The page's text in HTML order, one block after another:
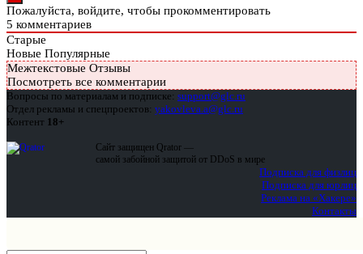
Пожалуйста, войдите, чтобы прокомментировать
5 комментариев
Старые
Новые Популярные
Межтекстовые Отзывы
Посмотреть все комментарии
Вопросы по материалам и подписке: support@glc.ru
Отдел рекламы и спецпроектов: yakovleva.a@glc.ru
Контент 18+
Сайт защищен Qrator —
самой забойной защитой от DDoS в мире
Подписка для физлиц
Подписка для юрлиц
Реклама на «Хакере»
Контакты